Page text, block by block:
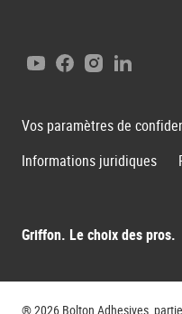
Griffon. Le choix des pros.
YoutubeFacebook
Instagram
LinkedIn
Vos paramètres de
Informations juridiques
® 2026 Bolton Adhesives,